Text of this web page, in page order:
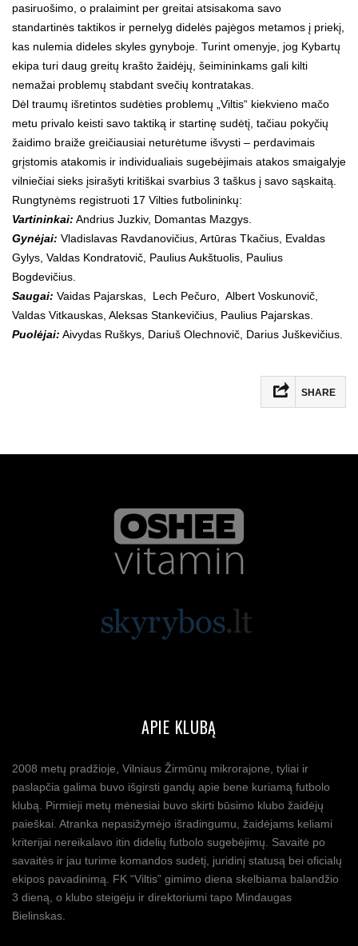
pasiruošimo, o pralaimint per greitai atsisakoma savo
standartinės taktikos ir pernelyg didelės pajėgos metamos į priekį,
kas nulemia dideles skyles gynyboje. Turint omenyje, jog Kybartų
ekipa turi daug greitų krašto žaidėjų, šeimininkams gali kilti
nemažai problemų stabdant svečių kontratakas.
Dėl traumų išretintos sudėties problemų „Viltis“ kiekvieno mačo
metu privalo keisti savo taktiką ir startinę sudėtį, tačiau pokyčių
žaidimo braiže greičiausiai neturėtume išvysti – perdavimais
grįstomis atakomis ir individualiais sugebėjimais atakos smaigalyje
vilniečiai sieks įsirašyti kritiškai svarbius 3 taškus į savo sąskaitą.
Rungtynėms registruoti 17 Vilties futbolininkų:
Vartininkai: Andrius Juzkiv, Domantas Mazgys.
Gynėjai: Vladislavas Ravdanovičius, Artūras Tkačius, Evaldas
Gylys, Valdas Kondratovič, Paulius Aukštuolis, Paulius
Bogdevičius.
Saugai: Vaidas Pajarskas, Lech Pečuro, Albert Voskunovič,
Valdas Vitkauskas, Aleksas Stankevičius, Paulius Pajarskas.
Puolėjai: Aivydas Ruškys, Dariuš Olechnovič, Darius Juškevičius.
SHARE
APIE KLUBĄ
2008 metų pradžioje, Vilniaus Žirmūnų mikrorajone, tyliai ir
paslapčia galima buvo išgirsti gandų apie bene kuriamą futbolo
klubą. Pirmieji metų mėnesiai buvo skirti būsimo klubo žaidėjų
paieškai. Atranka nepasižymėjo išradingumu, žaidėjams keliami
kriterijai nereikalavo itin didelių futbolo sugebėjimų. Savaitė po
savaitės ir jau turime komandos sudėtį, juridinį statusą bei oficialų
ekipos pavadinimą. FK “Viltis” gimimo diena skelbiama balandžio
3 dieną, o klubo steigėju ir direktoriumi tapo Mindaugas
Bielinskas.